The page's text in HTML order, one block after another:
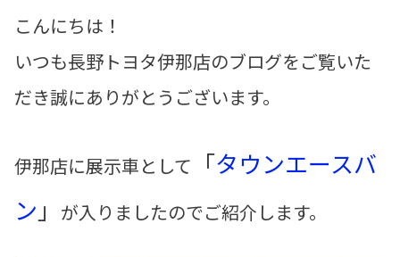
こんにちは！
いつも長野トヨタ伊那店のブログをご覧いた
だき誠にありがとうございます。
伊那店に展示車として 「タウンエースバ
ン 」 が入りましたのでご紹介します。